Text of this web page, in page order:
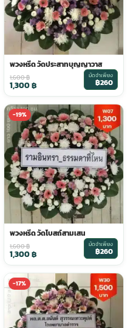
พวงหรีด วัดประสาทบุญญาวาส
1,600฿
1,300฿
มัดจำเพียง
฿260
-19%
พวงหรีด วัดโบสถ์สามเสน
1,600฿
1,300฿
มัดจำเพียง
฿260
-17%